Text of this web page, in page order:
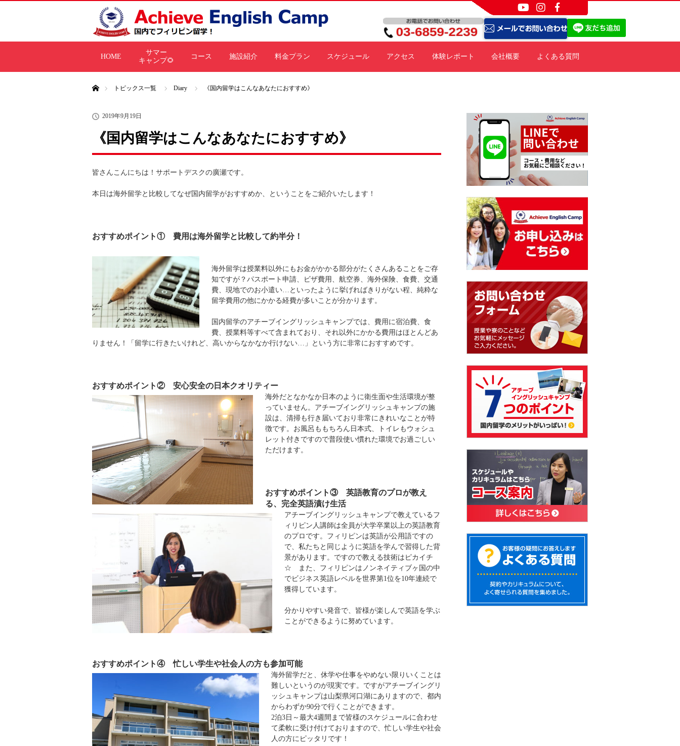
HOME
サマー
キャンプ🌻
コース 施設紹介 料金プラン スケジュール アクセス 体験レポート 会社概要 よくある質問
トピックス一覧
Diary 《国内留学はこんなあなたにおすすめ》
2019年9月19日
《国内留学はこんなあなたにおすすめ》
皆さんこんにちは！サポートデスクの廣瀬です。
本日は海外留学と比較してなぜ国内留学がおすすめか、ということをご紹介いたします！
おすすめポイント① 費用は海外留学と比較して約半分！
海外留学は授業料以外にもお金がかかる部分がたくさんあることをご存
知ですが？パスポート申請、ビザ費用、航空券、海外保険、食費、交通
費、現地でのお小遣い…といったように挙げればきりがない程、純粋な
留学費用の他にかかる経費が多いことが分かります。
国内留学のアチーブイングリッシュキャンプでは、費用に宿泊費、食
費、授業料等すべて含まれており、それ以外にかかる費用はほとんどあ
りません！「留学に行きたいけれど、高いからなかなか行けない…」という方に非常におすすめです。
おすすめポイント② 安心安全の日本クオリティー
海外だとなかなか日本のように衛生面や生活環境が整
っていません。アチーブイングリッシュキャンプの施
設は、清掃も行き届いており非常にきれいなことが特
徴です。お風呂ももちろん日本式、トイレもウォシュ
レット付きですので普段使い慣れた環境でお過ごしい
ただけます。
おすすめポイント③ 英語教育のプロが教え
る、完全英語漬け生活
アチーブイングリッシュキャンプで教えているフ
ィリピン人講師は全員が大学卒業以上の英語教育
のプロです。フィリピンは英語が公用語ですの
で、私たちと同じように英語を学んで習得した背
景があります。ですので教える技術はピカイチ
☆ また、フィリピンはノンネイティブヶ国の中
でビジネス英語レベルを世界第1位を10年連続で
獲得しています。
分かりやすい発音で、皆様が楽しんで英語を学ぶ
ことができるように努めています。
おすすめポイント④ 忙しい学生や社会人の方も参加可能
海外留学だと、休学や仕事をやめない限りいくことは
難しいというのが現実です。ですがアチーブイングリ
ッシュキャンプは山梨県河口湖にありますので、都内
からわずか90分で行くことができます。
2泊3日～最大4週間まで皆様のスケジュールに合わせ
て柔軟に受け付けておりますので、忙しい学生や社会
人の方にピッタリです！